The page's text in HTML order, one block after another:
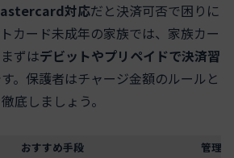
対応だと決済可否で困りに
カード未成年の家族では、家族カー
ずはデビットやプリペイドで決済習
。保護者はチャージ金額のルールと
底しましょう。
おすすめ手段
管理